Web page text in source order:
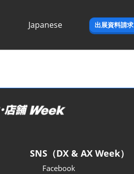
Japanese
出展資料請求
SNS（DX & AX Week）
Facebook